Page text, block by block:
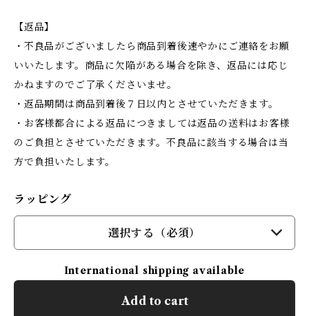
【返品】
・不良品がございましたら商品到着後速やかにご連絡をお願
いいたします。商品に欠陥がある場合を除き、返品には応じ
かねますのでご了承くださいませ。
・返品期間は商品到着後７日以内とさせていただきます。
・お客様都合による返品につきましては返品の送料はお客様
のご負担とさせていただきます。不良品に該当する場合は当
方で負担いたします。
ラッピング
選択する（必須）
International shipping available
Add to cart